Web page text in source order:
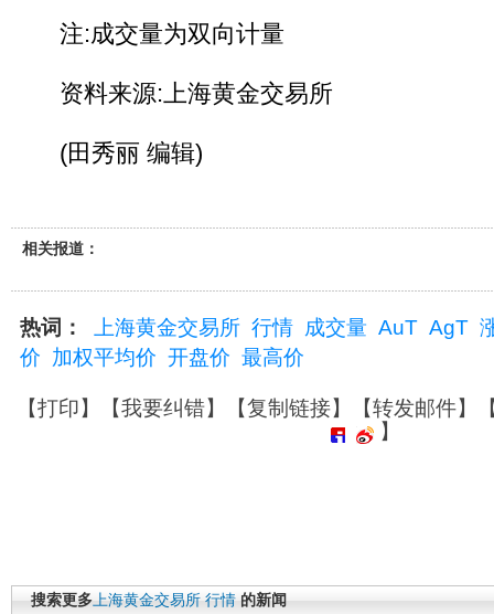
注:成交量为双向计量
资料来源:上海黄金交易所
(田秀丽 编辑)
相关报道：
热词： 上海黄金交易所 行情 成交量 AuT AgT
价 加权平均价 开盘价 最高价
【打印】【我要纠错】【复制链接】【转发邮件】
】
搜索更多上海黄金交易所 行情 的新闻